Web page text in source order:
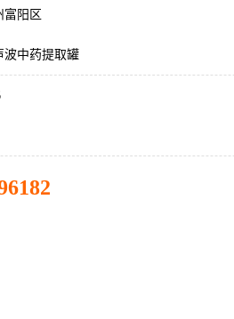
富阳区
波中药提取罐